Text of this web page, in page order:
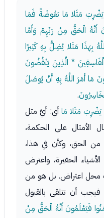
يَضْرِبَ مَثَلا مَا بَعُوضَةً فَمَا
أَنَّهُ الْحَقُّ مِنْ رَبِّهِمْ وَأَمَّا
بِهَذَا مَثَلا يُضِلُّ بِهِ كَثِيرًا
* الَّذِينَ يَنْقُضُونَ
مَا أَمَرَ اللَّهُ بِهِ أَنْ يُوصَلَ
.
يَضْرِبَ مَثَلا مَا أي: أيَّ مثل
الأمثال على الحكمة،
من الحق، وكأن في هذا،
الحقيرة، واعترض
محل اعتراض. بل هو من
فيجب أن تتلقى بالقبول
فَيَعْلَمُونَ أَنَّهُ الْحَقُّ مِنْ